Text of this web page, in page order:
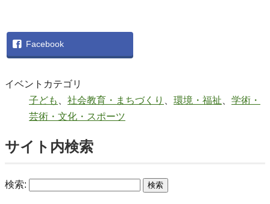
Facebook
イベントカテゴリ
子ども 、 社会教育・まちづくり 、 環境・福祉、 学術・
芸術・文化・スポーツ
サイト内検索
検索: